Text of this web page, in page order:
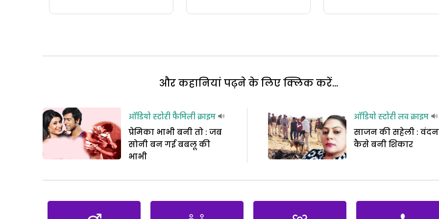
और कहानियां पढ़ने के लिए क्लिक करें...
ऑडियो स्टोरीफैमिली क्राइम
प्रेमिका भाभी बनी तो : जब
सोनी बन गई बबलू की
भाभी
ऑडियो स्टोरीलव क्राइम
साजन की सहेली :
कैसे बनी शिकार